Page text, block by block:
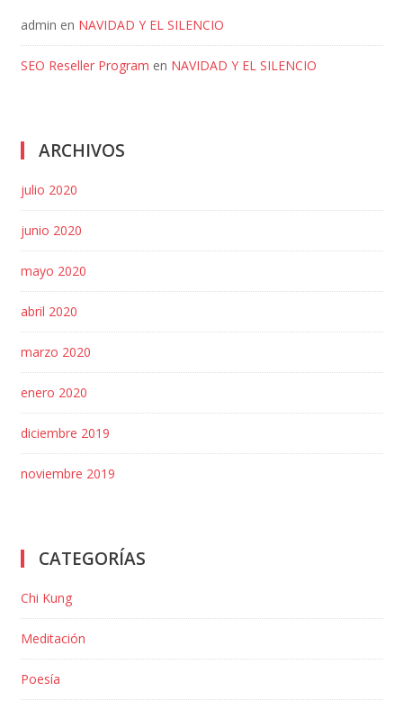
admin en NAVIDAD Y EL SILENCIO
SEO Reseller Program en NAVIDAD Y EL SILENCIO
ARCHIVOS
julio 2020
junio 2020
mayo 2020
abril 2020
marzo 2020
enero 2020
diciembre 2019
noviembre 2019
CATEGORÍAS
Chi Kung
Meditación
Poesía